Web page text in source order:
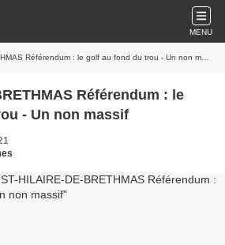
MENU
Référendum : le golf au fond du trou - Un non massif
Référendum : le
- Un non massif